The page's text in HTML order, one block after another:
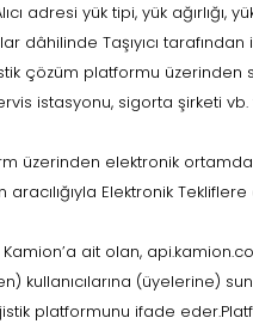
adresi yük tipi, yük
dâhilinde Taşıyıcı
çözüm platformu
istasyonu, sigorta şirketi
üzerinden elektronik ortamda
aracılığıyla Elektronik
Kamion’a ait olan,
kullanıcılarına (üyelerine)
platformunu ifade